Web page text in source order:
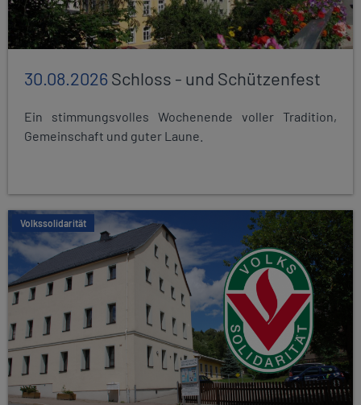
30.08.2026Schloss - und Schützenfest
Ein stimmungsvolles Wochenende voller Tradition,
Gemeinschaft und guter Laune.
Volkssolidarität